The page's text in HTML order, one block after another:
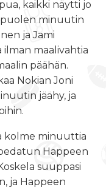
kaikki näytti jo
puolen minuutin
ja Jami
ilman maalivahtia
päähän.
Nokian Joni
jäähy, ja
kolme minuuttia
Happeen
suuppasi
ja Happeen